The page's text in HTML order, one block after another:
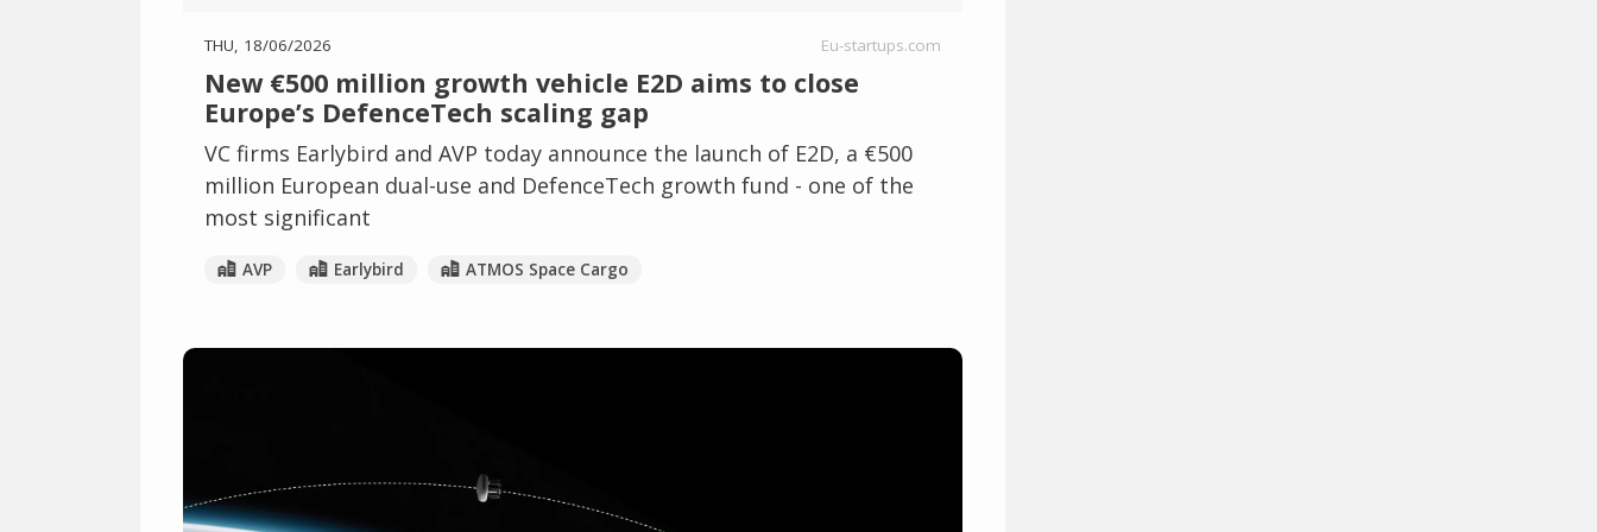
THU, 18/06/2026 Eu-startups.com
New €500 million growth vehicle E2D aims to close
Europe’s DefenceTech scaling gap
VC firms Earlybird and AVP today announce the launch of E2D, a €500
million European dual-use and DefenceTech growth fund - one of the
most significant
AVP Earlybird ATMOS Space Cargo